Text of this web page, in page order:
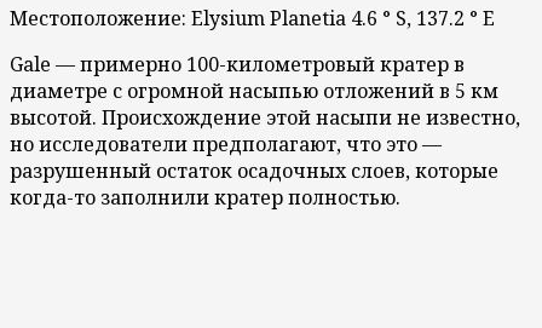
Местоположение: Elysium Planetia 4.6 ° S, 137.2 ° E
Gale — примерно 100-километровый кратер в
диаметре с огромной насыпью отложений в 5 км
высотой. Происхождение этой насыпи не известно,
но исследователи предполагают, что это —
разрушенный остаток осадочных слоев, которые
когда-то заполнили кратер полностью.